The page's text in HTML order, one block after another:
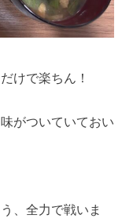
けで楽ちん！
がついていておい
、全力で戦いま